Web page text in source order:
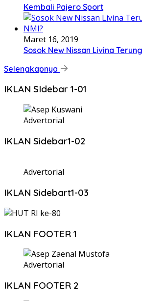
Kembali Pajero Sport
Maret 16, 2019
Sosok New Nissan Livina
Selengkapnya
IKLAN SIdebar 1-01
Advertorial
IKLAN Sidebar1-02
Advertorial
IKLAN Sidebart1-03
IKLAN FOOTER 1
Advertorial
IKLAN FOOTER 2